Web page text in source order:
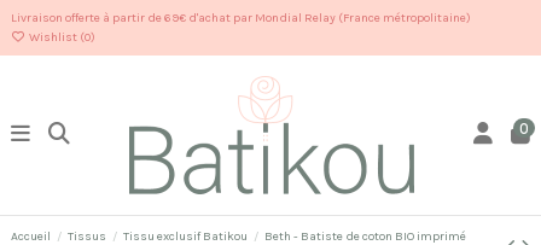
Livraison offerte à partir de 69€ d'achat par Mondial Relay (France métropolitaine)
Wishlist (0)
0
Accueil Tissus Tissu exclusif Batikou
Beth - Batiste de coton BIO imprimé